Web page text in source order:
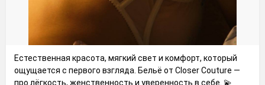
Естественная красота, мягкий свет и комфорт, который
ощущается с первого взгляда. Бельё от Closer Couture —
про лёгкость, женственность и уверенность в себе. 💫